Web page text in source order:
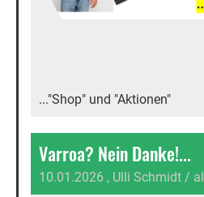
..."Shop" und "Aktionen"
Varroa? Nein Danke!...
10.01.2026 , Ulli Schmidt / al